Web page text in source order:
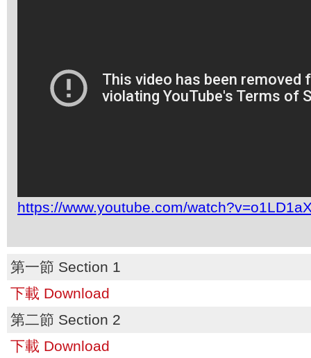
https://www.youtube.com/
第一節 Section 1
下載 Download
第二節 Section 2
下載 Download